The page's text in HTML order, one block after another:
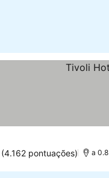
(4.162 pontuações) a